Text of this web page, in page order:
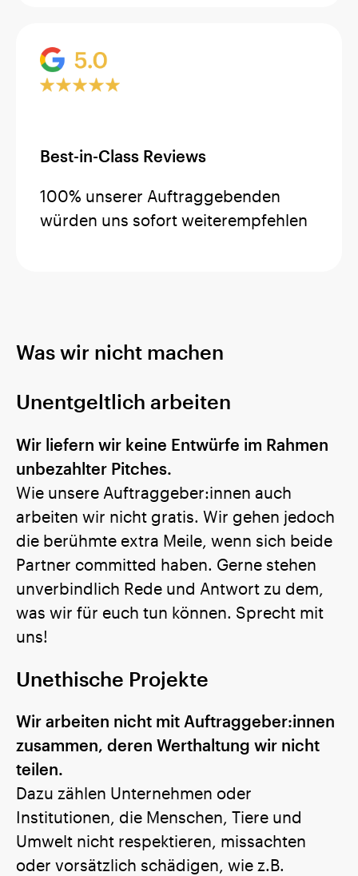
Best-in-Class Reviews
100% unserer Auftraggebenden
würden uns sofort weiterempfehlen
Was wir nicht machen
Unentgeltlich arbeiten
Wir liefern wir keine Entwürfe im Rahmen
unbezahlter Pitches.
Wie unsere Auftraggeber:innen auch
arbeiten wir nicht gratis. Wir gehen jedoch
die berühmte extra Meile, wenn sich beide
Partner committed haben. Gerne stehen
unverbindlich Rede und Antwort zu dem,
was wir für euch tun können. Sprecht mit
uns!
Unethische Projekte
Wir arbeiten nicht mit Auftraggeber:innen
zusammen, deren Werthaltung wir nicht
teilen.
Dazu zählen Unternehmen oder
Institutionen, die Menschen, Tiere und
Umwelt nicht respektieren, missachten
oder vorsätzlich schädigen, wie z.B.